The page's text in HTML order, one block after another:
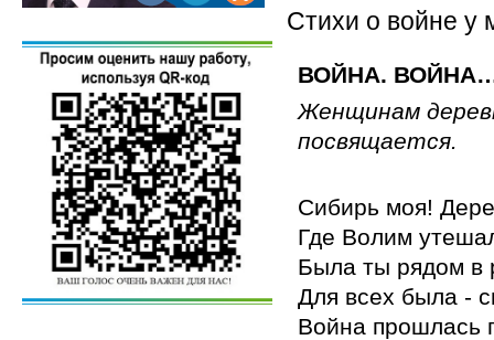
Стихи о войне у
ВОЙНА.
Женщинам
посвящается.
Сибирь моя!
Где Волим
Была ты рядом в
Для всех была -
Война прошлась